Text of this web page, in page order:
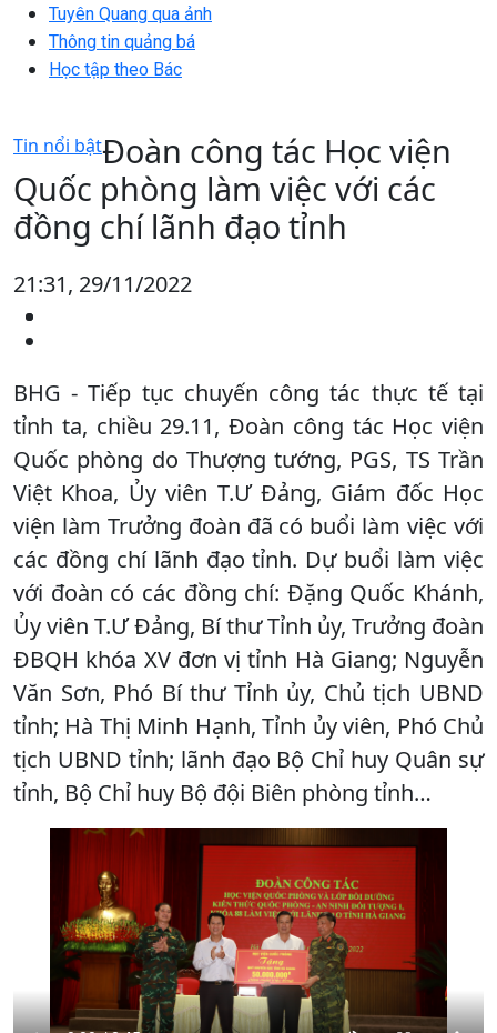
Tuyên Quang qua ảnh
Thông tin quảng bá
Học tập theo Bác
Tin nổi bậtĐoàn công tác Học viện
Quốc phòng làm việc với các
đồng chí lãnh đạo tỉnh
21:31, 29/11/2022
BHG - Tiếp tục chuyến công tác thực tế tại
tỉnh ta, chiều 29.11, Đoàn công tác Học viện
Quốc phòng do Thượng tướng, PGS, TS Trần
Việt Khoa, Ủy viên T.Ư Đảng, Giám đốc Học
viện làm Trưởng đoàn đã có buổi làm việc với
các đồng chí lãnh đạo tỉnh. Dự buổi làm việc
với đoàn có các đồng chí: Đặng Quốc Khánh,
Ủy viên T.Ư Đảng, Bí thư Tỉnh ủy, Trưởng đoàn
ĐBQH khóa XV đơn vị tỉnh Hà Giang; Nguyễn
Văn Sơn, Phó Bí thư Tỉnh ủy, Chủ tịch UBND
tỉnh; Hà Thị Minh Hạnh, Tỉnh ủy viên, Phó Chủ
tịch UBND tỉnh; lãnh đạo Bộ Chỉ huy Quân sự
tỉnh, Bộ Chỉ huy Bộ đội Biên phòng tỉnh…